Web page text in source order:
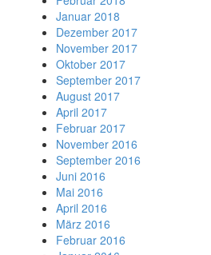
Januar 2018
Dezember 2017
November 2017
Oktober 2017
September 2017
August 2017
April 2017
Februar 2017
November 2016
September 2016
Juni 2016
Mai 2016
April 2016
März 2016
Februar 2016